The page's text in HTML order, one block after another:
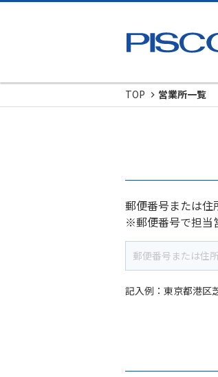
TOP
営業所一覧
郵便番号または住
※郵便番号で担当
記入例：東京都港